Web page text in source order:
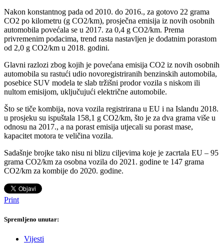
Nakon konstantnog pada od 2010. do 2016., za gotovo 22 grama
CO2 po kilometru (g CO2/km), prosječna emisija iz novih osobnih
automobila povećala se u 2017. za 0,4 g CO2/km. Prema
privremenim podacima, trend rasta nastavljen je dodatnim porastom
od 2,0 g CO2/km u 2018. godini.
Glavni razlozi zbog kojih je povećana emisija CO2 iz novih osobnih
automobila su rastući udio novoregistriranih benzinskih automobila,
posebice SUV modela te slab tržišni prodor vozila s niskom ili
nultom emisijom, uključujući električne automobile.
Što se tiče kombija, nova vozila registrirana u EU i na Islandu 2018.
u prosjeku su ispuštala 158,1 g CO2/km, što je za dva grama više u
odnosu na 2017., a na porast emisija utjecali su porast mase,
kapacitet motora te veličina vozila.
Sadašnje brojke tako nisu ni blizu ciljevima koje je zacrtala EU – 95
grama CO2/km za osobna vozila do 2021. godine te 147 grama
CO2/km za kombije do 2020. godine.
Print
Spremljeno unutar:
Vijesti